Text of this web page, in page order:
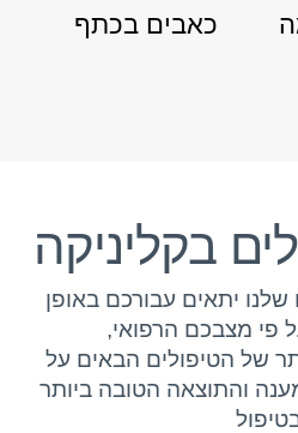
כאבים בכתף
בקליניקה
שלנו יתאים עבורכם באופן
פי מצבכם הרפואי,
של הטיפולים הבאים על
והתוצאה הטובה ביותר